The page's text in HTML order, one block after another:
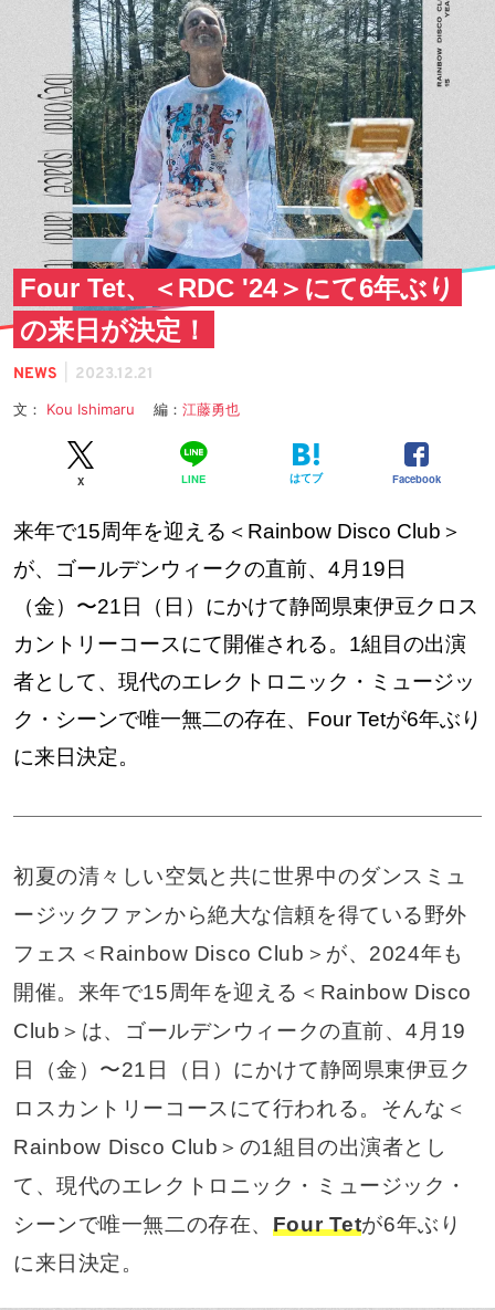
Four Tet、＜RDC '24＞にて6年ぶり
の来日が決定！
NEWS 2023.12.21
文： Kou Ishimaru 編： 江藤勇也
X LINE はてブ Facebook
来年で15周年を迎える＜Rainbow Disco Club＞
が、ゴールデンウィークの直前、4月19日
（金）〜21日（日）にかけて静岡県東伊豆クロス
カントリーコースにて開催される。1組目の出演
者として、現代のエレクトロニック・ミュージッ
ク・シーンで唯一無二の存在、Four Tetが6年ぶり
に来日決定。
初夏の清々しい空気と共に世界中のダンスミュ
ージックファンから絶大な信頼を得ている野外
フェス＜Rainbow Disco Club＞が、2024年も
開催。来年で15周年を迎える＜Rainbow Disco
Club＞は、ゴールデンウィークの直前、4月19
日（金）〜21日（日）にかけて静岡県東伊豆ク
ロスカントリーコースにて行われる。そんな＜
Rainbow Disco Club＞の1組目の出演者とし
て、現代のエレクトロニック・ミュージック・
シーンで唯一無二の存在、 Four Tetが6年ぶり
に来日決定。